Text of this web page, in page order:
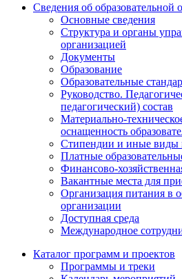
Сведения об образовательной
Основные сведения
Структура и органы
организацией
Документы
Образование
Образовательные
Руководство.
педагогический) состав
Материально-
оснащенность
Стипендии и иные виды
Платные
Финансово-
Вакантные места для
Организация питания в
организации
Доступная среда
Международное
Каталог программ и проектов
Программы и треки